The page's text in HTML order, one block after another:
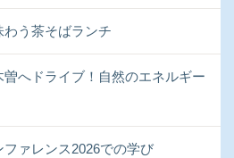
わう茶そばランチ
曽へドライブ！自然のエネルギー
ファレンス2026での学び